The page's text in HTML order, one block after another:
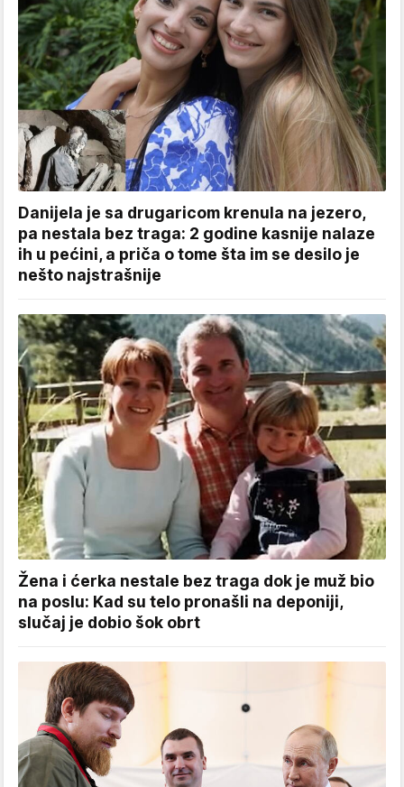
Danijela je sa drugaricom krenula na jezero,
pa nestala bez traga: 2 godine kasnije nalaze
ih u pećini, a priča o tome šta im se desilo je
nešto najstrašnije
Žena i ćerka nestale bez traga dok je muž bio
na poslu: Kad su telo pronašli na deponiji,
slučaj je dobio šok obrt